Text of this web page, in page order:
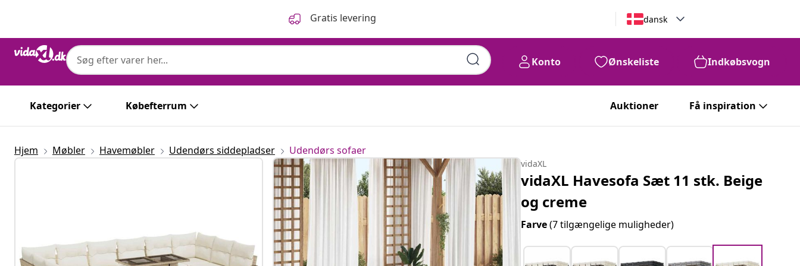
Gratis levering dansk
Konto Ønskeliste Indkøbsvogn
Kategorier Købefterrum Auktioner Få inspiration
Hjem Møbler Havemøbler Udendørs siddepladser Udendørs sofaer
vidaXL
vidaXL Havesofa Sæt 11 stk. Beige
og creme
Farve(7 tilgængelige muligheder)